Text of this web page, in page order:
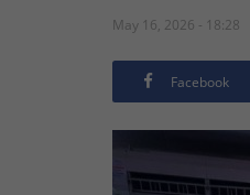
May 16, 2026 - 18:28
Facebook